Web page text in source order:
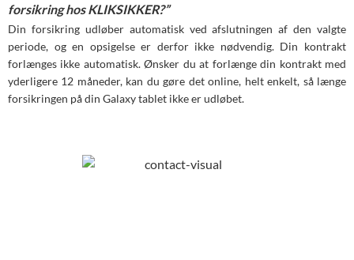
forsikring hos KLIKSIKKER?”
Din forsikring udløber automatisk ved afslutningen af den valgte
periode, og en opsigelse er derfor ikke nødvendig. Din kontrakt
forlænges ikke automatisk. Ønsker du at forlænge din kontrakt med
yderligere 12 måneder, kan du gøre det online, helt enkelt, så længe
forsikringen på din Galaxy tablet ikke er udløbet.